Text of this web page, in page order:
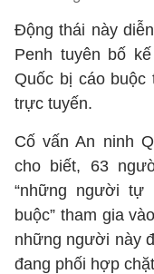
Động thái này
Penh tuyên bố
Quốc bị cáo
trực tuyến.
Cố vấn An ninh
cho biết, 63
“những người tự
buộc” tham gia
những người này
đang phối hợp